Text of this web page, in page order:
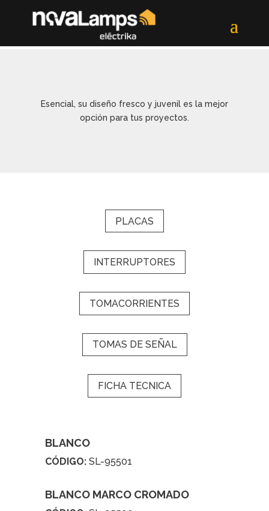
Esencial, su diseño fresco y juvenil es la mejor
opción para tus proyectos.
PLACAS
INTERRUPTORES
TOMACORRIENTES
TOMAS DE SEÑAL
FICHA TECNICA
BLANCO
CÓDIGO:SL-95501
BLANCO MARCO CROMADO